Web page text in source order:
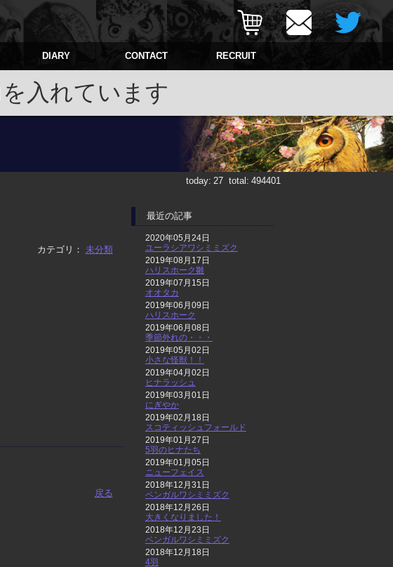
DIARY CONTACT RECRUIT
入れています
today: 27 total: 494401
カテゴリ： 未分類
戻る
最近の記事
2020年05月24日
ユーラシアワシミミズク
2019年08月17日
ハリスホーク雛
2019年07月15日
オオタカ
2019年06月09日
ハリスホーク
2019年06月08日
季節外れの・・・
2019年05月02日
小さな怪獣！！
2019年04月02日
ヒナラッシュ
2019年03月01日
にぎやか
2019年02月18日
スコティッシュフォールド
2019年01月27日
5羽のヒナたち
2019年01月05日
ニューフェイス
2018年12月31日
ベンガルワシミミズク
2018年12月26日
大きくなりました！
2018年12月23日
ベンガルワシミミズク
2018年12月18日
4羽